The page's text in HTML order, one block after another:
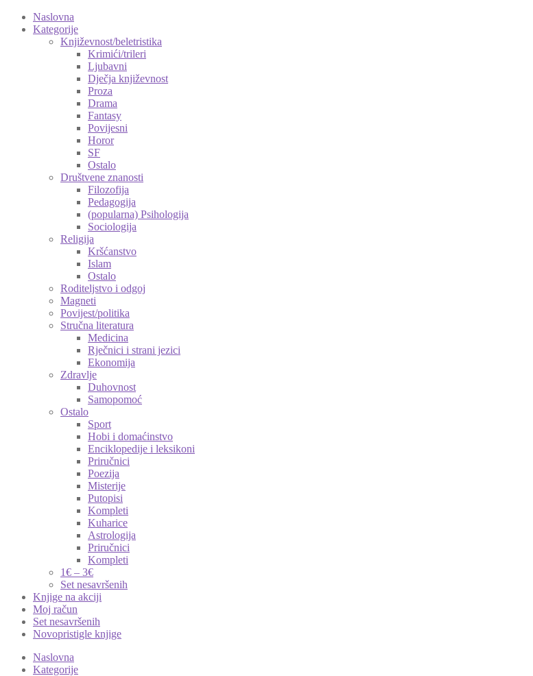
Naslovna
Kategorije
Književnost/beletristika
Krimići/trileri
Ljubavni
Dječja književnost
Proza
Drama
Fantasy
Povijesni
Horor
SF
Ostalo
Društvene znanosti
Filozofija
Pedagogija
(popularna) Psihologija
Sociologija
Religija
Kršćanstvo
Islam
Ostalo
Roditeljstvo i odgoj
Magneti
Povijest/politika
Stručna literatura
Medicina
Rječnici i strani jezici
Ekonomija
Zdravlje
Duhovnost
Samopomoć
Ostalo
Sport
Hobi i domaćinstvo
Enciklopedije i leksikoni
Priručnici
Poezija
Misterije
Putopisi
Kompleti
Kuharice
Astrologija
Priručnici
Kompleti
1€ – 3€
Set nesavršenih
Knjige na akciji
Moj račun
Set nesavršenih
Novopristigle knjige
Naslovna
Kategorije